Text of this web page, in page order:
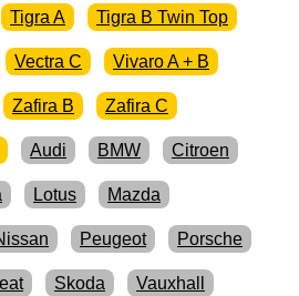
Tigra A Tigra B Twin Top
Vectra C Vivaro A + B
Zafira B Zafira C
Audi BMW Citroen
Lotus Mazda
Peugeot Porsche
Skoda Vauxhall